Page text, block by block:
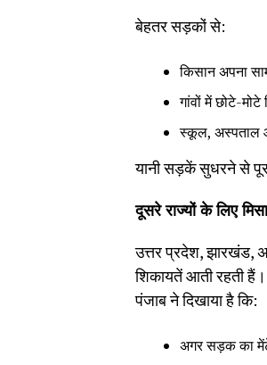
बेहतर सड़कों से:
किसान अपना
गांवों में छोटे-
स्कूल, अस्पताल
यानी सड़कें सुधरने से
दूसरे राज्यों के लिए
उत्तर प्रदेश, झारखंड,
शिकायतें आती रहती हैं।
पंजाब ने दिखाया है कि:
अगर सड़क का